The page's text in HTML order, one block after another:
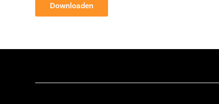
Downloaden